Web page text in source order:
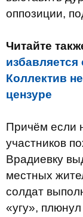
оппозиции,
Читайте
избавляется
Коллектив
цензуре
Причём если
участников
Врадиевку
местных
солдат
«угу»,